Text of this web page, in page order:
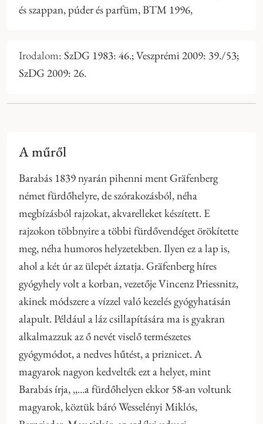
és szappan, púder és parfüm, BTM 1996,
Irodalom: SzDG 1983: 46.; Veszprémi 2009: 39./53;
SzDG 2009: 26.
A műről
Barabás 1839 nyarán pihenni ment Gräfenberg
német fürdőhelyre, de szórakozásból, néha
megbízásból rajzokat, akvarelleket készített. E
rajzokon többnyire a többi fürdővendéget örökítette
meg, néha humoros helyzetekben. Ilyen ez a lap is,
ahol a két úr az ülepét áztatja. Gräfenberg híres
gyógyhely volt a korban, vezetője Vincenz Priessnitz,
akinek módszere a vízzel való kezelés gyógyhatásán
alapult. Például a láz csillapítására ma is gyakran
alkalmazzuk az ő nevét viselő természetes
gyógymódot, a nedves hűtést, a priznicet. A
magyarok nagyon kedvelték ezt a helyet, mint
Barabás írja, ,,...a fürdőhelyen ekkor 58-an voltunk
magyarok, köztük báró Wesselényi Miklós,